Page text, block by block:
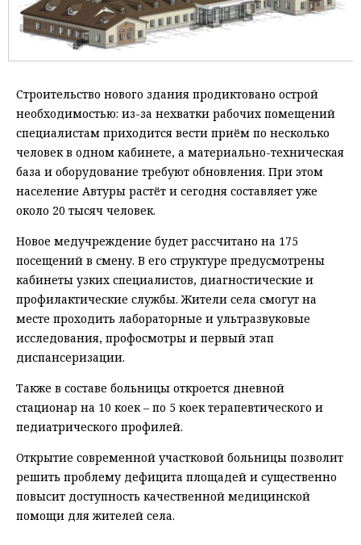
Строительство нового здания продиктовано острой
необходимостью: из-за нехватки рабочих помещений
специалистам приходится вести приём по несколько
человек в одном кабинете, а материально-техническая
база и оборудование требуют обновления. При этом
население Автуры растёт и сегодня составляет уже
около 20 тысяч человек.
Новое медучреждение будет рассчитано на 175
посещений в смену. В его структуре предусмотрены
кабинеты узких специалистов, диагностические и
профилактические службы. Жители села смогут на
месте проходить лабораторные и ультразвуковые
исследования, профосмотры и первый этап
диспансеризации.
Также в составе больницы откроется дневной
стационар на 10 коек – по 5 коек терапевтического и
педиатрического профилей.
Открытие современной участковой больницы позволит
решить проблему дефицита площадей и существенно
повысит доступность качественной медицинской
помощи для жителей села.